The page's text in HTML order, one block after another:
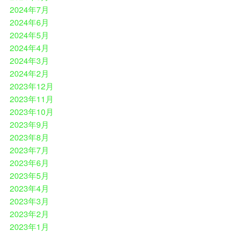
2024年7月
2024年6月
2024年5月
2024年4月
2024年3月
2024年2月
2023年12月
2023年11月
2023年10月
2023年9月
2023年8月
2023年7月
2023年6月
2023年5月
2023年4月
2023年3月
2023年2月
2023年1月